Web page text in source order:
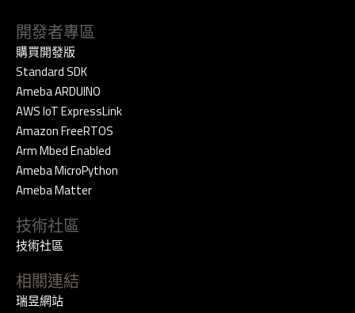
開發者專區
購買開發版
Standard SDK
Ameba ARDUINO
AWS IoT ExpressLink
Amazon FreeRTOS
Arm Mbed Enabled
Ameba MicroPython
Ameba Matter
技術社區
技術社區
相關連結
瑞昱網站